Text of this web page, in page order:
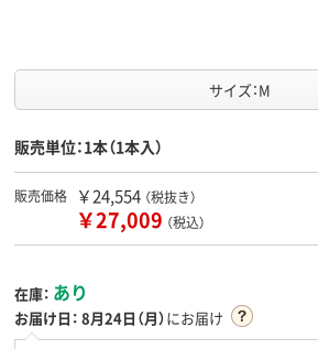
サイズ：M
販売単位：1本（1本入）
販売価格 ￥24,554 （税抜き）
￥27,009 （税込）
在庫： あり
お届け日： 8月24日（月）にお届け